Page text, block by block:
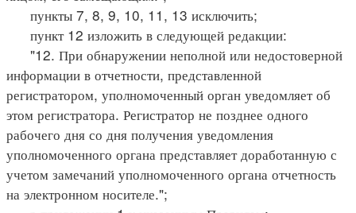
пункты 7, 8, 9, 10, 11, 13 исключить;
пункт 12 изложить в следующей редакции:
"12. При обнаружении неполной или недостоверной
информации в отчетности, представленной
регистратором, уполномоченный орган уведомляет об
этом регистратора. Регистратор не позднее одного
рабочего дня со дня получения уведомления
уполномоченного органа представляет доработанную с
учетом замечаний уполномоченного органа отчетность
на электронном носителе.";